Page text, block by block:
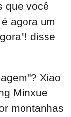
que você
agora um
disse
Xiao
Minxue
montanhas